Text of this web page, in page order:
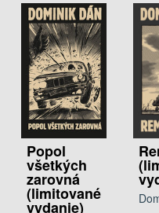
Popol
všetkých
zarovná
(limitované
vydanie)